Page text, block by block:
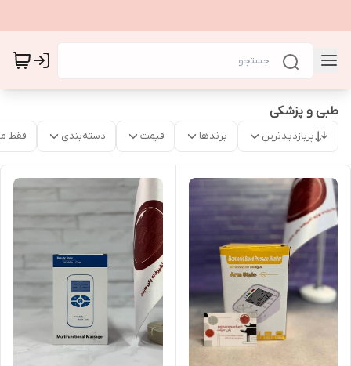
طبی و پزشکی
پربازدیدترین برندها قیمت دسته‌بندی فقط